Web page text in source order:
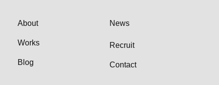
About
Works
Blog
News
Recruit
Contact